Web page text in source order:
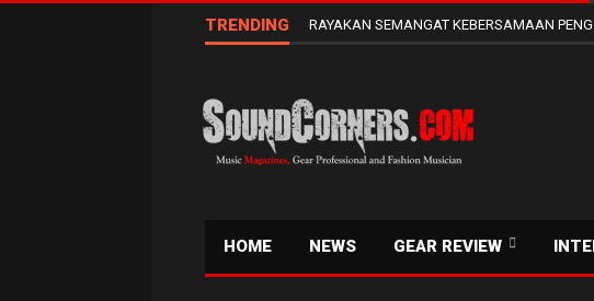
TRENDING RAYAKAN SEMANGAT KEBERSAMAAN
HOME NEWS GEAR REVIEW